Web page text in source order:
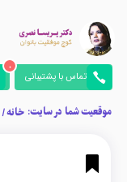
تماس با پشتیبانی
0
موقعیت شما در سایت: خانه/